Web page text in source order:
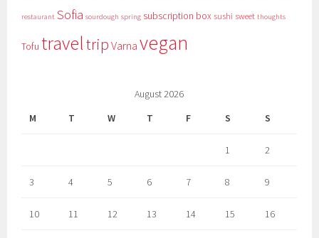
restaurant Sofia sourdough spring subscription box sushi sweet thoughts
Tofu traveltrip Varna vegan
August 2026
M
T W T F S S
1 2
3 4 5 6 7 8 9
10 11 12 13 14 15 16